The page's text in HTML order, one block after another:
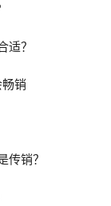
适？
销
传销？